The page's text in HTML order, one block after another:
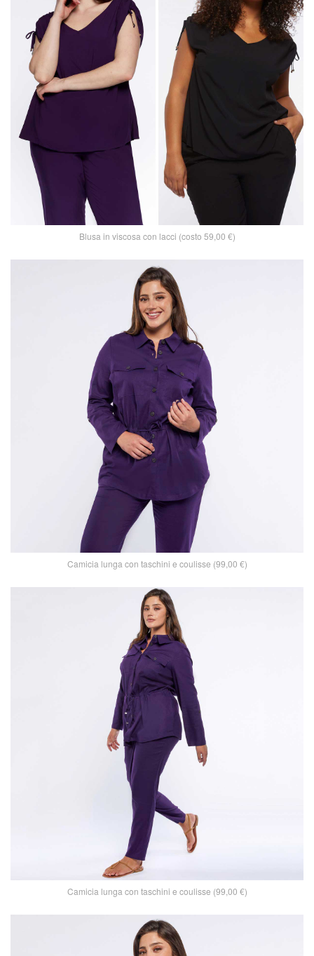
Blusa in viscosa con lacci (costo 59,00 €)
Camicia lunga con taschini e coulisse (99,00 €)
Camicia lunga con taschini e coulisse (99,00 €)